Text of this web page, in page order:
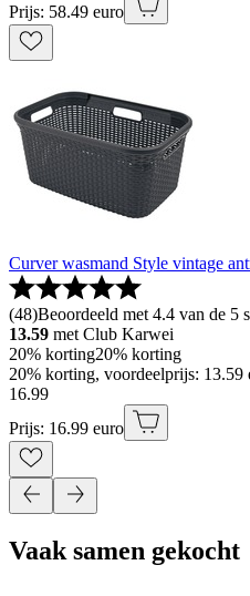
Prijs: 58.49 euro
Curver wasmand Style vintage
(48)Beoordeeld met 4.4 van de 5
13.59 met Club Karwei
20% korting20% korting
20% korting, voordeelprijs:
16.99
Prijs: 16.99 euro
Vaak samen gekocht